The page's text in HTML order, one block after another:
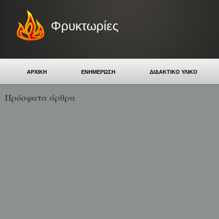
Φρυκτωρίες
ΑΡΧΙΚΗ ΕΝΗΜΕΡΩΣΗ ΔΙΔΑΚΤΙΚΟ ΥΛΙΚΟ
Πρόσφατα άρθρα